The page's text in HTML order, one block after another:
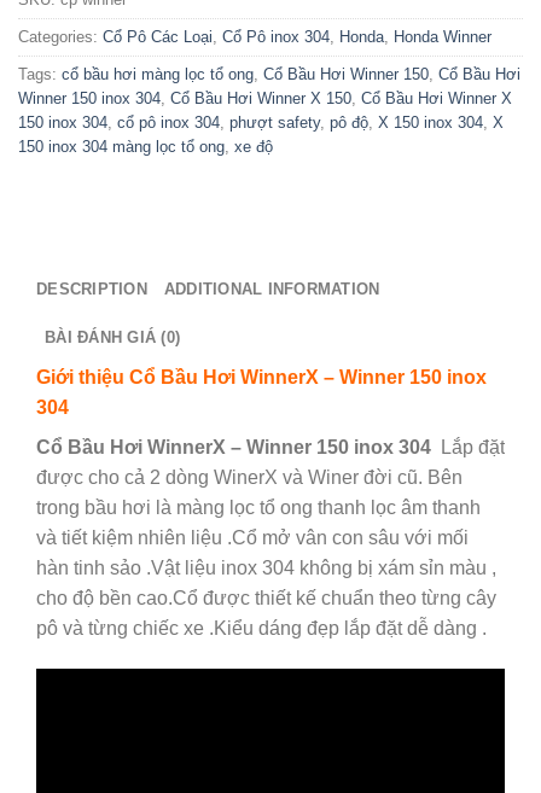
Categories: Cổ Pô Các Loại, Cổ Pô inox 304, Honda, Honda Winner
Tags: cổ bầu hơi màng lọc tổ ong, Cổ Bầu Hơi Winner 150, Cổ Bầu Hơi
Winner 150 inox 304, Cổ Bầu Hơi Winner X 150, Cổ Bầu Hơi Winner X
150 inox 304, cổ pô inox 304, phượt safety, pô độ, X 150 inox 304, X
150 inox 304 màng lọc tổ ong, xe độ
DESCRIPTION ADDITIONAL INFORMATION
BÀI ĐÁNH GIÁ (0)
Giới thiệu Cổ Bầu Hơi WinnerX – Winner 150 inox
304
Cổ Bầu Hơi WinnerX – Winner 150 inox 304 Lắp đặt
được cho cả 2 dòng WinerX và Winer đời cũ. Bên
trong bầu hơi là màng lọc tổ ong thanh lọc âm thanh
và tiết kiệm nhiên liệu .Cổ mở vân con sâu với mối
hàn tinh sảo .Vật liệu inox 304 không bị xám sỉn màu ,
cho độ bền cao.Cổ được thiết kế chuẩn theo từng cây
pô và từng chiếc xe .Kiểu dáng đẹp lắp đặt dễ dàng .